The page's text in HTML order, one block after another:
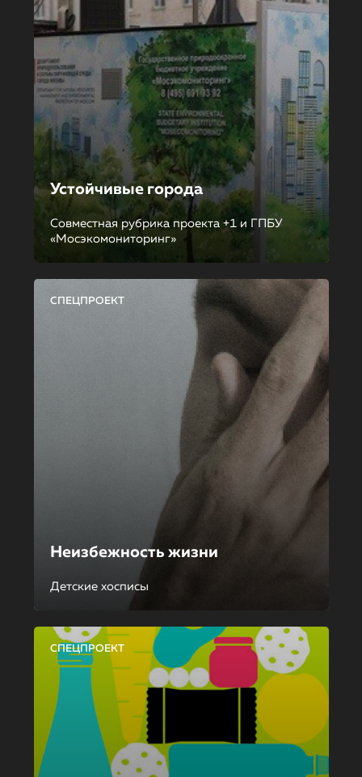
Устойчивые города
Совместная рубрика проекта +1 и ГПБУ
«Мосэкомониторинг»
СПЕЦПРОЕКТ
Неизбежность жизни
Детские хосписы
СПЕЦПРОЕКТ